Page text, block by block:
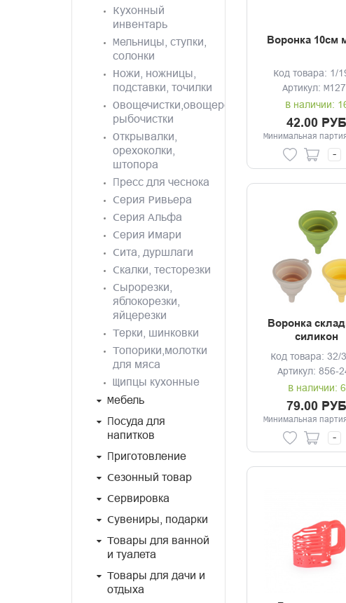
Кухонный
инвентарь
Мельницы, ступки,
солонки
Ножи, ножницы,
подставки, точилки
Овощечистки,овощерезки,
рыбочистки
Открывалки,
орехоколки,
штопора
Пресс для чеснока
Серия Ривьера
Серия Альфа
Серия Имари
Сита, дуршлаги
Скалки, тесторезки
Сырорезки,
яблокорезки,
яйцерезки
Терки, шинковки
Топорики,молотки
для мяса
Щипцы кухонные
Мебель
Посуда для
напитков
Приготовление
Сезонный товар
Сервировка
Сувениры, подарки
Товары для ванной
и туалета
Товары для дачи и
отдыха
Воронка 10см
Код товара: 1/
Артикул:
В наличии:
42.00 РУБ
Минимальная
-
Воронка
силикон
Код товара: 32/
Артикул: 856-
В наличии: 6
79.00 РУБ
Минимальная
-